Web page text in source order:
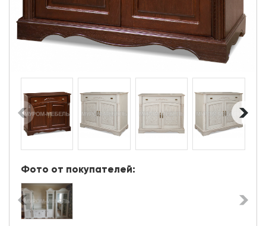
Фото от покупателей: